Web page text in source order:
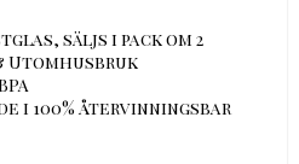
säljs i pack om 2
Utomhusbruk
i 100% återvinningsbar